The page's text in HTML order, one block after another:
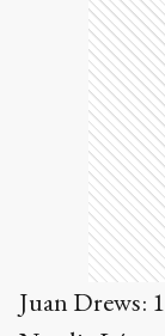
Juan Drews: